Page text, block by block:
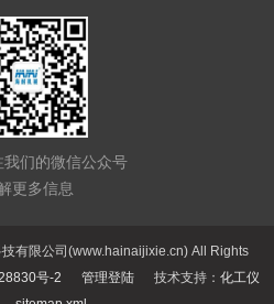
我们的微信公众号
更多信息
有限公司(www.hainaijixie.cn) All Rights
号-2 管理登陆 技术支持： 化工仪